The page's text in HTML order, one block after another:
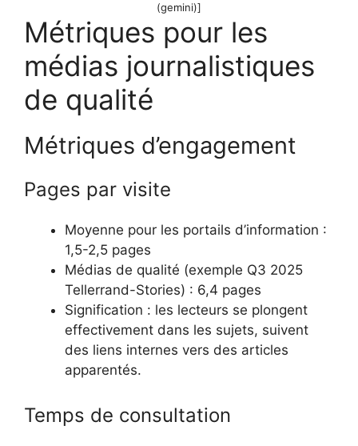
(gemini)]
Métriques pour les
médias journalistiques
de qualité
Métriques d’engagement
Pages par visite
Moyenne pour les portails d’information :
1,5-2,5 pages
Médias de qualité (exemple Q3 2025
Tellerrand-Stories) : 6,4 pages
Signification : les lecteurs se plongent
effectivement dans les sujets, suivent
des liens internes vers des articles
apparentés.
Temps de consultation